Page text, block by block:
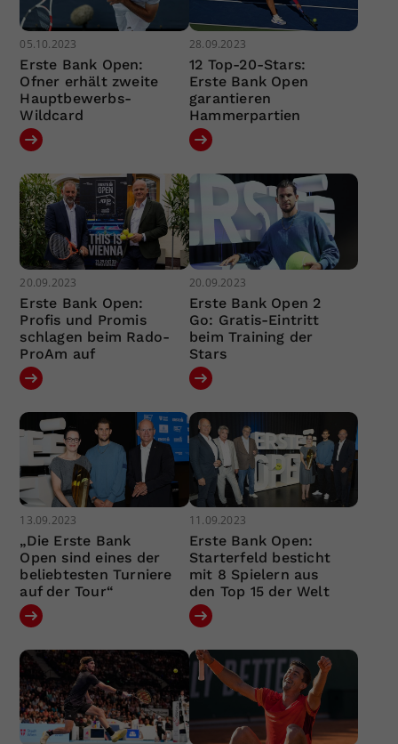
05.10.2023
Erste Bank Open:
Ofner erhält zweite
Hauptbewerbs-
Wildcard
28.09.2023
12 Top-20-Stars:
Erste Bank Open
garantieren
Hammerpartien
20.09.2023
Erste Bank Open:
Profis und Promis
schlagen beim Rado-
ProAm auf
20.09.2023
Erste Bank Open 2
Go: Gratis-Eintritt
beim Training der
Stars
13.09.2023
„Die Erste Bank
Open sind eines der
beliebtesten Turniere
auf der Tour“
11.09.2023
Erste Bank Open:
Starterfeld besticht
mit 8 Spielern aus
den Top 15 der Welt